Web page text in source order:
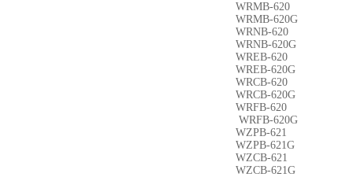
WRMB-620
WRMB-620G
WRNB-620
WRNB-620G
WREB-620
WREB-620G
WRCB-620
WRCB-620G
WRFB-620
WRFB-620G
WZPB-621
WZPB-621G
WZCB-621
WZCB-621G